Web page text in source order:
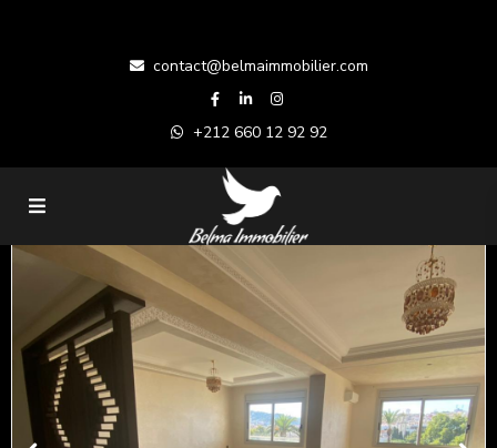
contact@belmaimmobilier.com
+212 660 12 92 92